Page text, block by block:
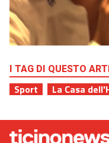
I TAG DI QUESTO
Sport
La Casa